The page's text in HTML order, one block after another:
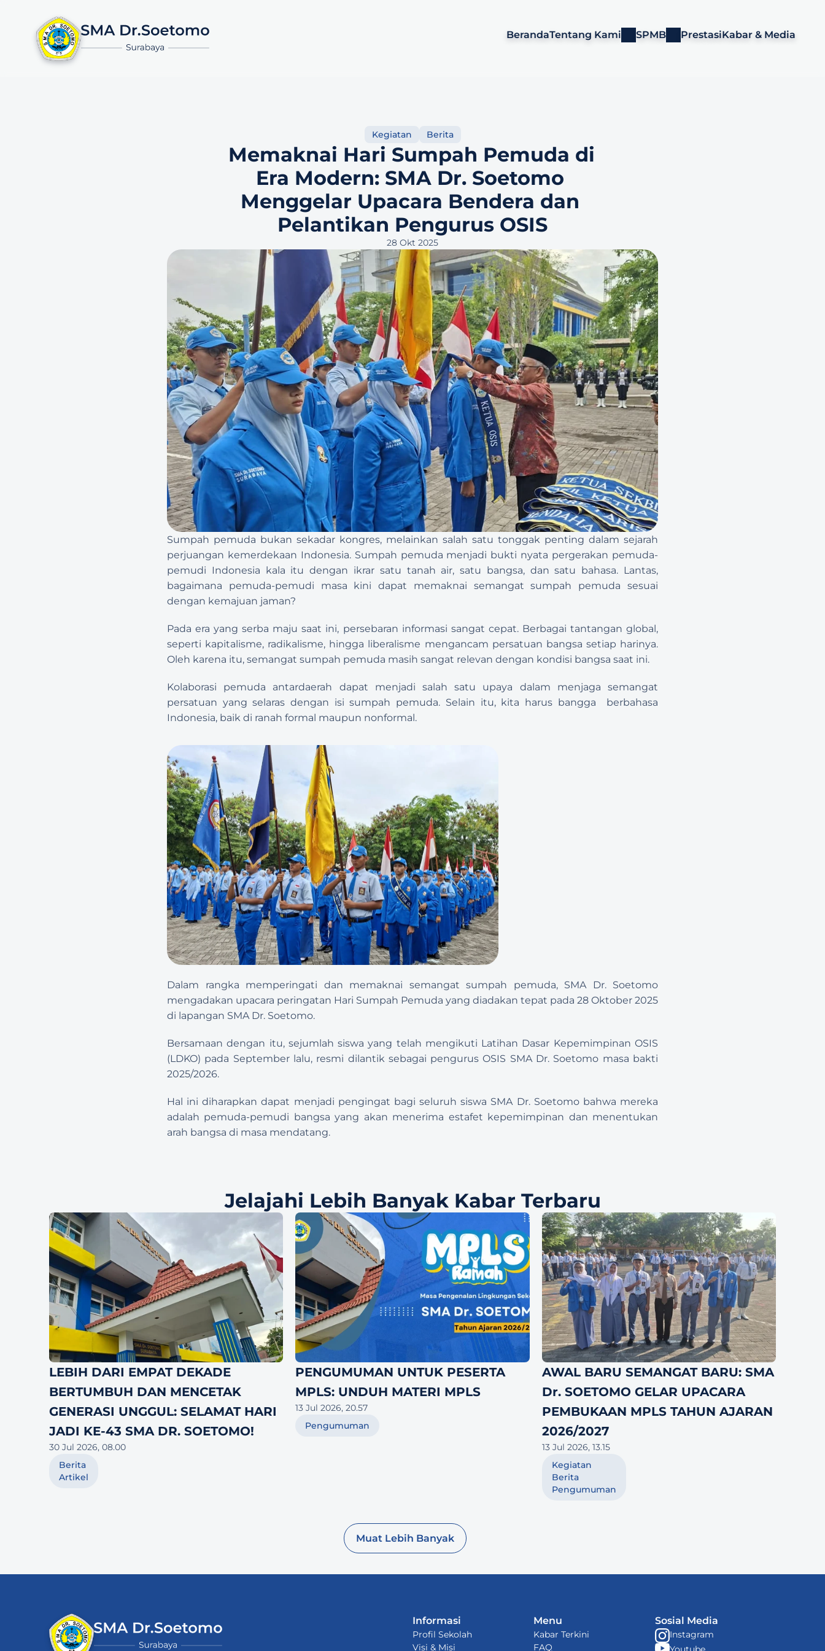
BerandaTentang Kami SPMB PrestasiKabar & Media
Kegiatan Berita
Memaknai Hari Sumpah Pemuda di
Era Modern: SMA Dr. Soetomo
Menggelar Upacara Bendera dan
Pelantikan Pengurus OSIS
28 Okt 2025
Sumpah pemuda bukan sekadar kongres, melainkan salah satu tonggak penting dalam sejarah
perjuangan kemerdekaan Indonesia. Sumpah pemuda menjadi bukti nyata pergerakan pemuda-
pemudi Indonesia kala itu dengan ikrar satu tanah air, satu bangsa, dan satu bahasa. Lantas,
bagaimana pemuda-pemudi masa kini dapat memaknai semangat sumpah pemuda sesuai
dengan kemajuan jaman?
Pada era yang serba maju saat ini, persebaran informasi sangat cepat. Berbagai tantangan global,
seperti kapitalisme, radikalisme, hingga liberalisme mengancam persatuan bangsa setiap harinya.
Oleh karena itu, semangat sumpah pemuda masih sangat relevan dengan kondisi bangsa saat ini.
Kolaborasi pemuda antardaerah dapat menjadi salah satu upaya dalam menjaga semangat
persatuan yang selaras dengan isi sumpah pemuda. Selain itu, kita harus bangga  berbahasa
Indonesia, baik di ranah formal maupun nonformal.
Dalam rangka memperingati dan memaknai semangat sumpah pemuda, SMA Dr. Soetomo
mengadakan upacara peringatan Hari Sumpah Pemuda yang diadakan tepat pada 28 Oktober 2025
di lapangan SMA Dr. Soetomo.
Bersamaan dengan itu, sejumlah siswa yang telah mengikuti Latihan Dasar Kepemimpinan OSIS
(LDKO) pada September lalu, resmi dilantik sebagai pengurus OSIS SMA Dr. Soetomo masa bakti
2025/2026.
Hal ini diharapkan dapat menjadi pengingat bagi seluruh siswa SMA Dr. Soetomo bahwa mereka
adalah pemuda-pemudi bangsa yang akan menerima estafet kepemimpinan dan menentukan
arah bangsa di masa mendatang.
Jelajahi Lebih Banyak Kabar Terbaru
LEBIH DARI EMPAT DEKADE
BERTUMBUH DAN MENCETAK
GENERASI UNGGUL: SELAMAT HARI
JADI KE-43 SMA DR. SOETOMO!
30 Jul 2026, 08.00
Berita
Artikel
PENGUMUMAN UNTUK PESERTA
MPLS: UNDUH MATERI MPLS
13 Jul 2026, 20.57
Pengumuman
AWAL BARU SEMANGAT BARU: SMA
Dr. SOETOMO GELAR UPACARA
PEMBUKAAN MPLS TAHUN AJARAN
2026/2027
13 Jul 2026, 13.15
Kegiatan
Berita
Pengumuman
Muat Lebih Banyak
Informasi
Profil Sekolah
Visi & Misi
Menu
Kabar Terkini
FAQ
Sosial Media
Instagram